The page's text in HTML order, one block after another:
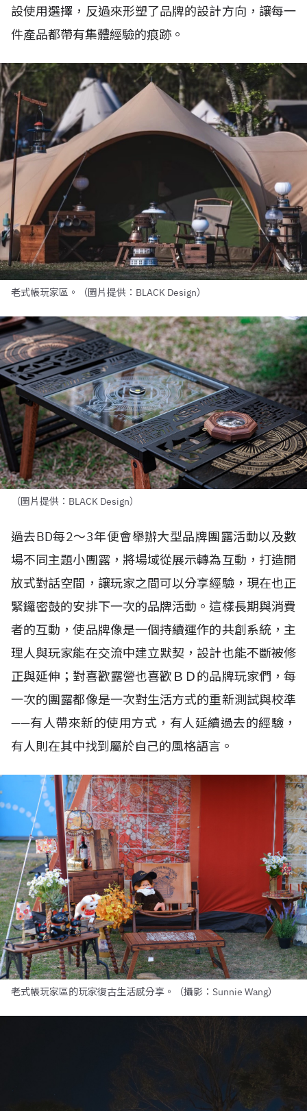
設使用選擇，反過來形塑了品牌的設計方向，讓每一
件產品都帶有集體經驗的痕跡。
老式帳玩家區。（圖片提供：BLACK Design）
（圖片提供：BLACK Design）
過去BD每2～3年便會舉辦大型品牌團露活動以及數
場不同主題小團露，將場域從展示轉為互動，打造開
放式對話空間，讓玩家之間可以分享經驗，現在也正
緊鑼密鼓的安排下一次的品牌活動。這樣長期與消費
者的互動，使品牌像是一個持續運作的共創系統，主
理人與玩家能在交流中建立默契，設計也能不斷被修
正與延伸；對喜歡露營也喜歡ＢＤ的品牌玩家們，每
一次的團露都像是一次對生活方式的重新測試與校準
——有人帶來新的使用方式，有人延續過去的經驗，
有人則在其中找到屬於自己的風格語言。
老式帳玩家區的玩家復古生活感分享。（攝影：Sunnie Wang）